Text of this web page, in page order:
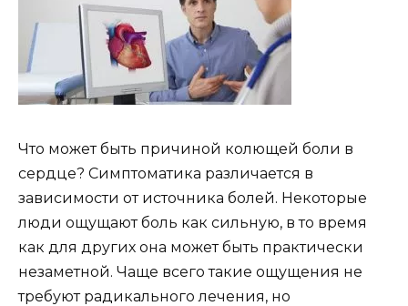
Что может быть причиной колющей боли в
сердце? Симптоматика различается в
зависимости от источника болей. Некоторые
люди ощущают боль как сильную, в то время
как для других она может быть практически
незаметной. Чаще всего такие ощущения не
требуют радикального лечения, но